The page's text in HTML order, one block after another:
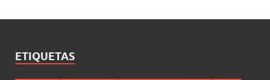
ETIQUETAS